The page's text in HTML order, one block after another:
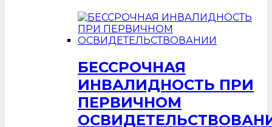
БЕССРОЧНАЯ
ИНВАЛИДНОСТЬ ПРИ
ПЕРВИЧНОМ